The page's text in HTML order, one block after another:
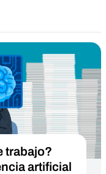
trabajo?
artificial